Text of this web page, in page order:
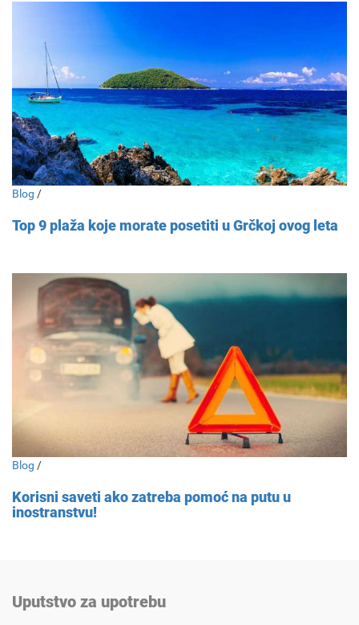
Blog /
Top 9 plaža koje morate posetiti u Grčkoj ovog leta
Blog /
Korisni saveti ako zatreba pomoć na putu u
inostranstvu!
Uputstvo za upotrebu